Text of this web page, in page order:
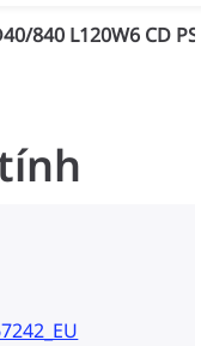
840 L120W6 CD PSU